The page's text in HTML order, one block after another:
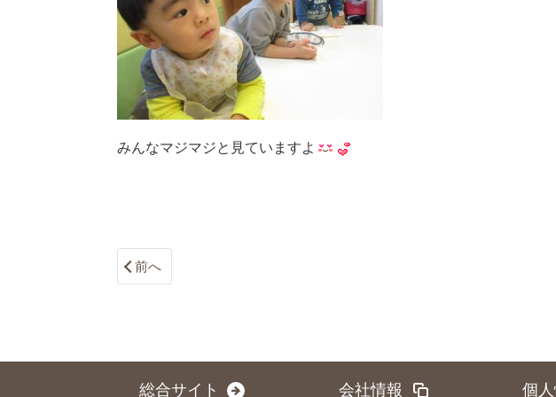
みんなマジマジと見ていますよ
前へ
総合サイト 会社情報 個